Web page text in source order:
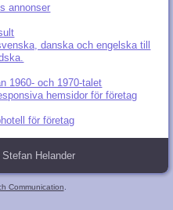
annonser
danska och engelska till
1960- och 1970-talet
hemsidor för företag
för företag
Helander
Communication